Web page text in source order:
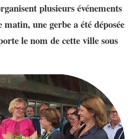
plusieurs événements
une gerbe a été déposée
le nom de cette ville sous